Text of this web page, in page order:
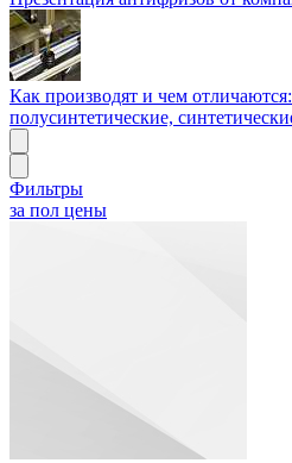
Как производят и чем
полусинтетические,
Фильтры
за пол цены